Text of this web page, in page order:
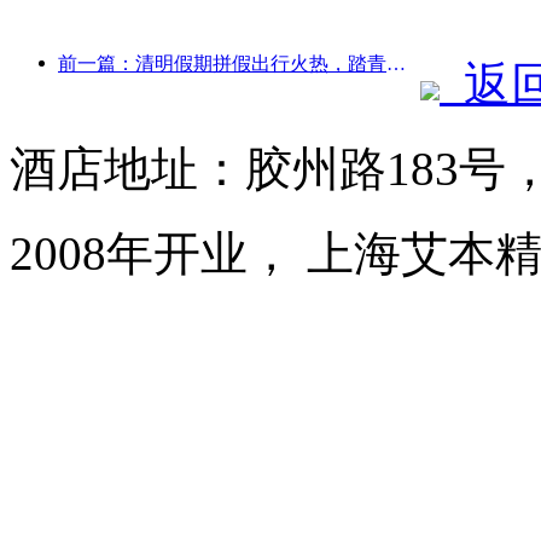
前一篇：清明假期拼假出行火热，踏青赏花带动多城客流增长
返
酒店地址：胶州路183号
2008年开业， 上海艾